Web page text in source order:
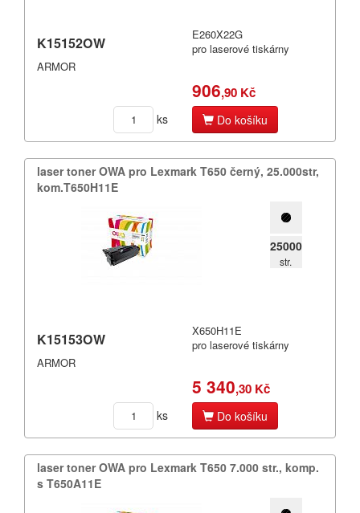
K15152OW
ARMOR
E260X22G
pro laserové tiskárny
906,90 Kč
ks Do košíku
laser toner OWA pro Lexmark T650 černý,​ 25.​000str,​
kom.​T650H11E
25000
str.
K15153OW
ARMOR
X650H11E
pro laserové tiskárny
5 340,30 Kč
ks Do košíku
laser toner OWA pro Lexmark T650 7.​000 str.​,​ komp.​
s T650A11E